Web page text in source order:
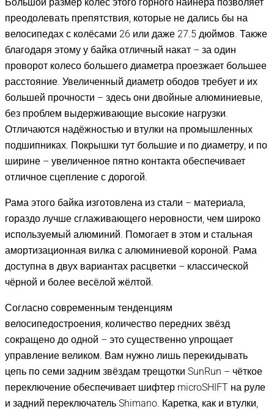
преодолевать препятствия, которые не дались бы на
велосипедах с колёсами 26 или даже 27.5 дюймов. Также
благодаря этому у байка отличный накат – за один
проворот колесо большего диаметра проезжает большее
расстояние. Увеличенный диаметр ободов требует и их
большей прочности – здесь они двойные алюминиевые,
без проблем выдерживающие высокие нагрузки.
Отличаются надёжностью и втулки на промышленных
подшипниках. Покрышки тут большие и по диаметру, и по
ширине – увеличенное пятно контакта обеспечивает
отличное сцепление с дорогой.
Рама этого байка изготовлена из стали – материала,
гораздо лучше сглаживающего неровности, чем широко
используемый алюминий. Помогает в этом и стальная
амортизационная вилка с алюминиевой короной. Рама
доступна в двух вариантах расцветки – классической
чёрной и более весёлой жёлтой.
Согласно современным тенденциям
велосипедостроения, количество передних звёзд
сокращено до одной – это существенно упрощает
управление великом. Вам нужно лишь перекидывать
цепь по семи задним звёздам трещотки SunRun – чёткое
переключение обеспечивает шифтер microSHIFT на руле
и задний переключатель Shimano. Каретка, как и втулки,